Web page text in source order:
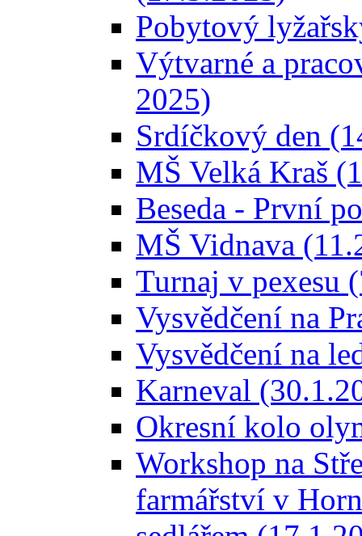
Pobytový
Výtvarné a
2025)
Srdíčkový den
MŠ Velká Kraš
Beseda - První
MŠ Vidnava
Turnaj v pexesu
Vysvědčení na
Vysvědčení na
Karneval
Okresní kolo
Workshop na
farmářství v